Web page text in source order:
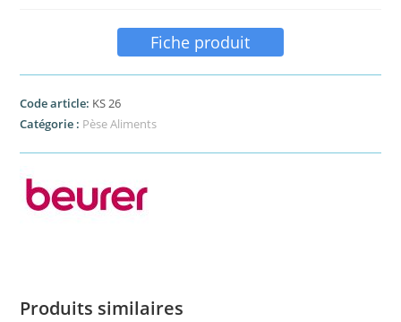
Fiche produit
Code article: KS 26
Catégorie : Pèse Aliments
Produits similaires